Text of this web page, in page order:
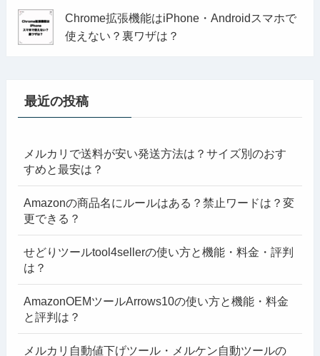
Chrome拡張機能はiPhone・Androidスマホで
使えない？裏ワザは？
最近の投稿
メルカリで送料が安い発送方法は？サイズ別のおす
すめと最安は？
Amazonの商品名にルールはある？禁止ワードは？変
更できる？
せどりツールtool4sellerの使い方と機能・料金・評判
は？
AmazonOEMツールArrows10の使い方と機能・料金
と評判は？
メルカリ自動値下げツール・メルケン自動ツールの